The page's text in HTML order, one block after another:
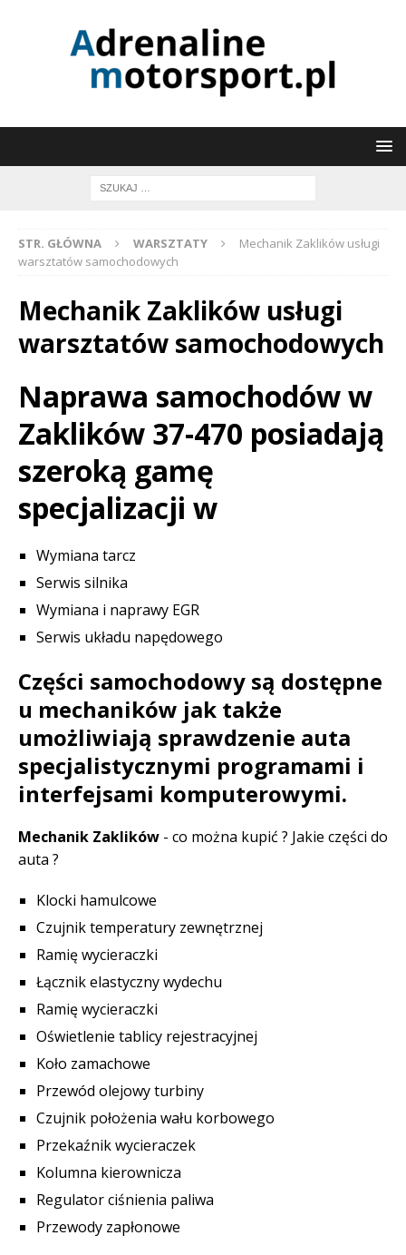
STR. GŁÓWNA WARSZTATY
Mechanik Zaklików usługi
warsztatów samochodowych
Mechanik Zaklików usługi
warsztatów samochodowych
Naprawa samochodów w
Zaklików 37-470 posiadają
szeroką gamę
specjalizacji w
Wymiana tarcz
Serwis silnika
Wymiana i naprawy EGR
Serwis układu napędowego
Części samochodowy są dostępne
u mechaników jak także
umożliwiają sprawdzenie auta
specjalistycznymi programami i
interfejsami komputerowymi.
Mechanik Zaklików - co można kupić ? Jakie części do
auta ?
Klocki hamulcowe
Czujnik temperatury zewnętrznej
Ramię wycieraczki
Łącznik elastyczny wydechu
Ramię wycieraczki
Oświetlenie tablicy rejestracyjnej
Koło zamachowe
Przewód olejowy turbiny
Czujnik położenia wału korbowego
Przekaźnik wycieraczek
Kolumna kierownicza
Regulator ciśnienia paliwa
Przewody zapłonowe